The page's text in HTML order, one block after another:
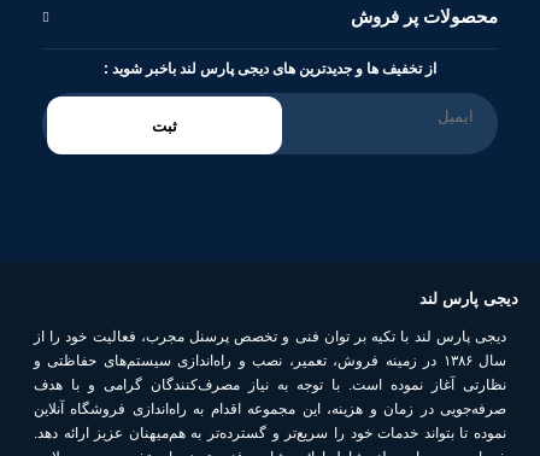
محصولات پر فروش
از تخفیف ها و جدیدترین های دیجی پارس لند باخبر شوید :
ثبت
دیجی پارس لند
دیجی پارس لند با تکیه بر توان فنی و تخصص پرسنل مجرب، فعالیت خود را از
سال ۱۳۸۶ در زمینه فروش، تعمیر، نصب و راه‌اندازی سیستم‌های حفاظتی و
نظارتی آغاز نموده است. با توجه به نیاز مصرف‌کنندگان گرامی و با هدف
صرفه‌جویی در زمان و هزینه، این مجموعه اقدام به راه‌اندازی فروشگاه آنلاین
نموده تا بتواند خدمات خود را سریع‌تر و گسترده‌تر به هم‌میهنان عزیز ارائه دهد.